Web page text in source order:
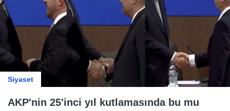
Siyaset
AKP'nin 25'inci yıl kutlamasında bu mu